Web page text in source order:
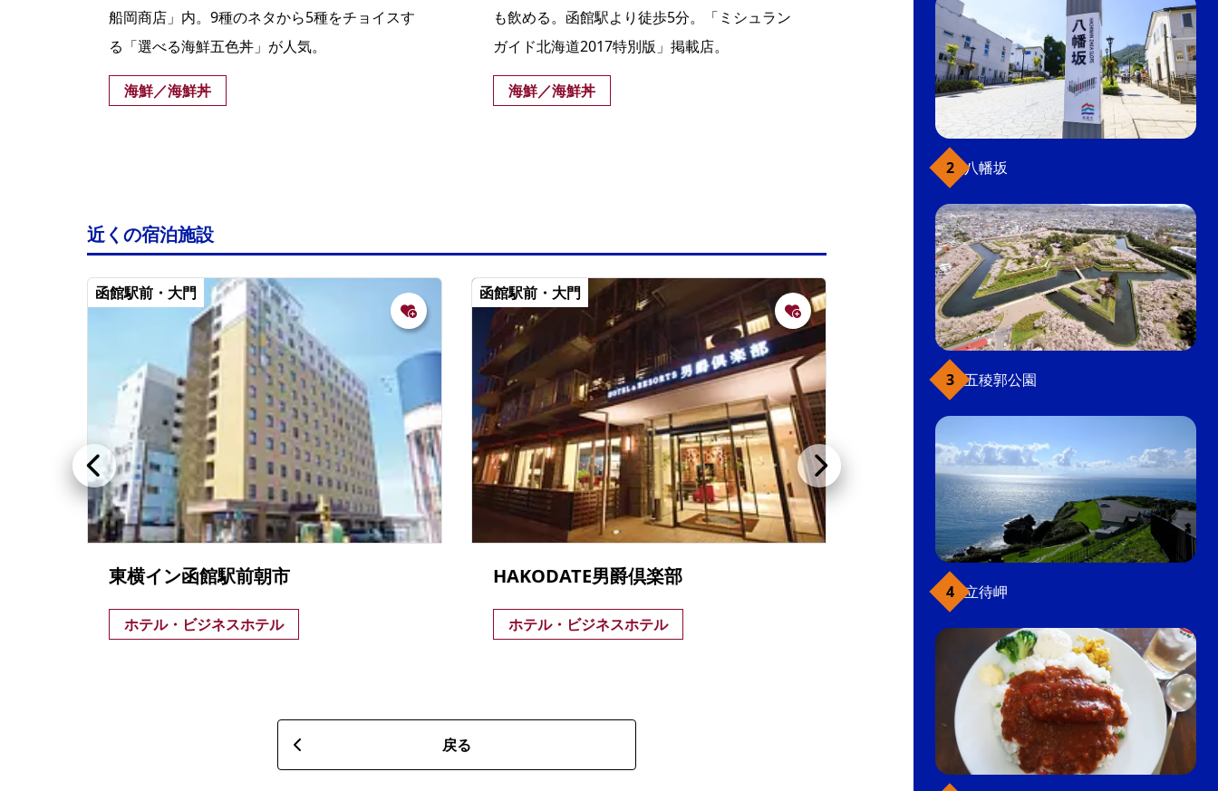
船岡商店」内。9種のネタから5種をチョイスす
る「選べる海鮮五色丼」が人気。
海鮮／海鮮丼
も飲める。函館駅より徒歩5分。「ミシュラン
ガイド北海道2017特別版」掲載店。
海鮮／海鮮丼
した美味しい食事も楽しめる。タラバ焼き、カ
ニグラタン、刺し身など、メニューが豊富。
海鮮／海鮮丼 居酒屋
近くの宿泊施設
函館駅前・大門
東横イン函館駅前朝市
ホテル・ビジネスホテル
函館駅前・大門
HAKODATE男爵倶楽部
ホテル・ビジネスホテル
函館駅前・大門
センチュリーマリーナ函館
ホテル・ビジネスホテル
戻る
八幡坂
五稜郭公園
立待岬